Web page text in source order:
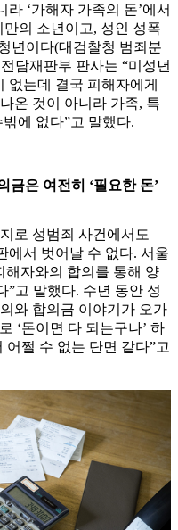
라 ‘가해자 가족의 돈’에서
만의 소년이고, 성인 성폭
년이다(대검찰청 범죄분
담재판부 판사는 “미성년
없는데 결국 피해자에게
온 것이 아니라 가족, 특
에 없다”고 말했다.
은 여전히 ‘필요한 돈’
로 성범죄 사건에서도
에서 벗어날 수 없다. 서울
해자와의 합의를 통해 양
”고 말했다. 수년 동안 성
와 합의금 이야기가 오가
‘돈이면 다 되는구나’ 하
쩔 수 없는 단면 같다”고